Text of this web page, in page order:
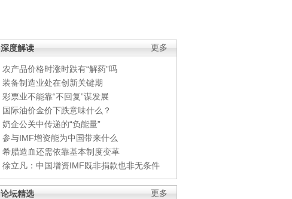
更多
深度解读
农产品价格时涨时跌有“解药”吗
装备制造业处在创新关键期
彩票业不能靠“不回复”谋发展
国际油价金价下跌意味什么？
奶企公关中传递的“负能量”
参与IMF增资能为中国带来什么
希腊造血还需依靠基本制度变革
徐立凡：中国增资IMF既非捐款也非无条件
更多
论坛精选